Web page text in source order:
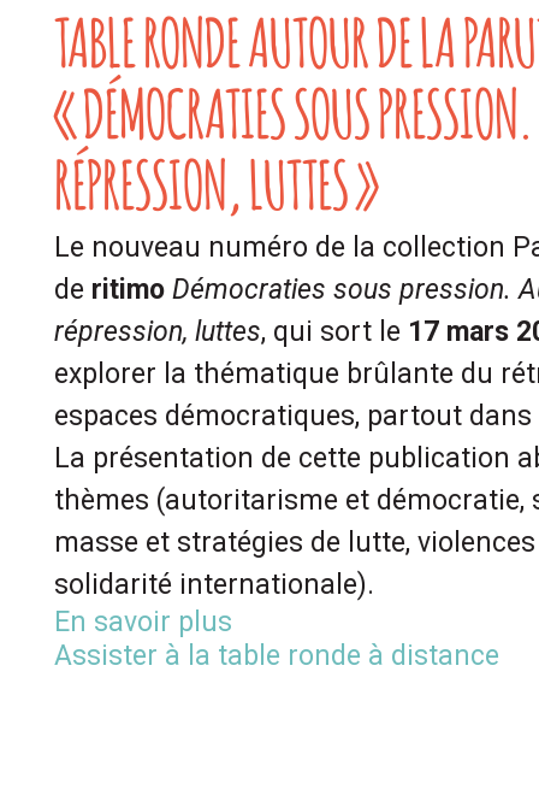
TABLE RONDE AUTOUR DE LA
« DÉMOCRATIES SOUS
RÉPRESSION, LUTTES »
Le nouveau numéro de la collection
de ritimo Démocraties sous pression.
répression, luttes, qui sort le 17 mars
explorer la thématique brûlante du
espaces démocratiques, partout dans
La présentation de cette publication
thèmes (autoritarisme et démocratie,
masse et stratégies de lutte,
solidarité internationale).
En savoir plus
Assister à la table ronde à distance